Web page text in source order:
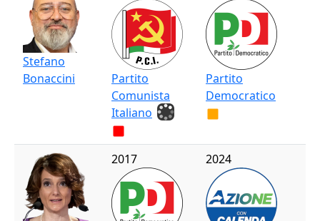
Stefano
Bonaccini
Partito
Comunista
Italiano
Partito
Democratico
2017 2024